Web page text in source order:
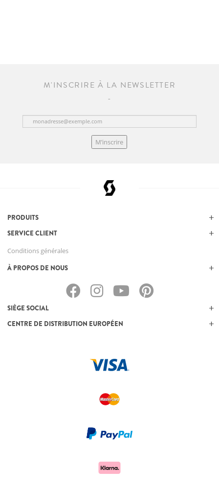
M'INSCRIRE À LA NEWSLETTER
M’inscrire
PRODUITS
SERVICE CLIENT
Conditions générales
À PROPOS DE NOUS
SIÈGE SOCIAL
CENTRE DE DISTRIBUTION EUROPÉEN